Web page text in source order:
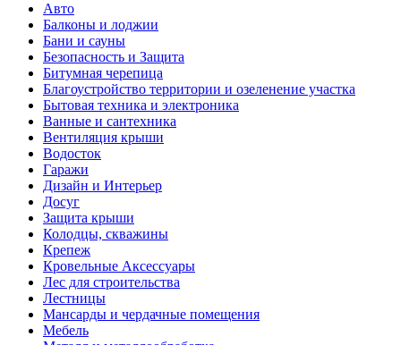
Авто
Балконы и лоджии
Бани и сауны
Безопасность и Защита
Битумная черепица
Благоустройство территории и озеленение участка
Бытовая техника и электроника
Ванные и сантехника
Вентиляция крыши
Водосток
Гаражи
Дизайн и Интерьер
Досуг
Защита крыши
Колодцы, скважины
Крепеж
Кровельные Аксессуары
Лес для строительства
Лестницы
Мансарды и чердачные помещения
Мебель